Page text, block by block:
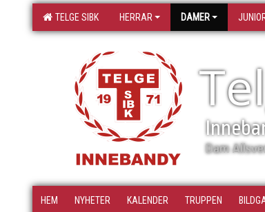
TELGE SIBK HERRAR DAMER
Dam
HEM NYHETER KALENDER TRUPPEN